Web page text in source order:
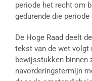
periode het recht om
gedurende die
De Hoge Raad deelt
tekst van de wet volgt
bewijsstukken binnen
navorderingstermijn